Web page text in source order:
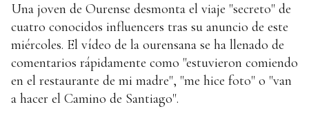
Una joven de Ourense desmonta el viaje "secreto" de
cuatro conocidos influencers tras su anuncio de este
miércoles. El vídeo de la ourensana se ha llenado de
comentarios rápidamente como "estuvieron comiendo
en el restaurante de mi madre", "me hice foto" o "van
a hacer el Camino de Santiago".